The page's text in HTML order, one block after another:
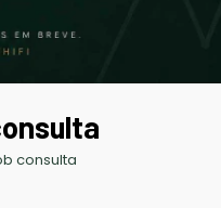
consulta